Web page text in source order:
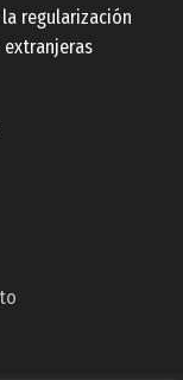
regularización